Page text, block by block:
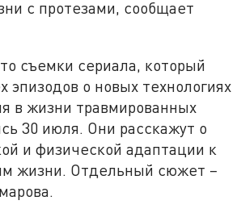
с протезами, сообщает
съемки сериала, который
эпизодов о новых технологиях
в жизни травмированных
30 июля. Они расскажут о
и физической адаптации к
жизни. Отдельный сюжет –